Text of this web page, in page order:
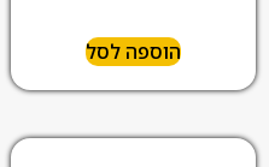
הוספה לסל